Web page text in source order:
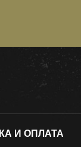
И ОПЛАТА